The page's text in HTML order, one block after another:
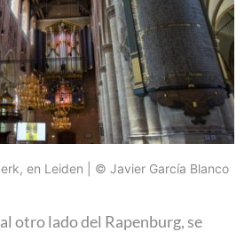
en Leiden | © Javier García Blanco
otro lado del Rapenburg, se